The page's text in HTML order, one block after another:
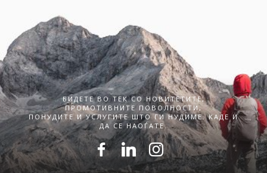
БИДЕТЕ ВО ТЕК СО НОВИТЕТИТЕ,
ПРОМОТИВНИТЕ ПОВОЛНОСТИ,
ПОНУДИТЕ И УСЛУГИТЕ ШТО ГИ НУДИМЕ. КАДЕ И
ДА СЕ НАОЃАТЕ.